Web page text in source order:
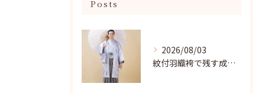
Posts
2026/08/03
紋付羽織袴で残す成人記念写真